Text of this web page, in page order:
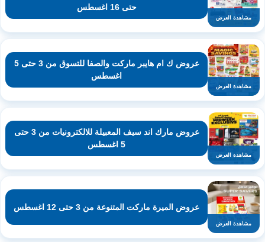
مشاهدة العرض
حتى 16 اغسطس
مشاهدة العرض
عروض ك ام هايبر ماركت والصفا للتسوق من 3 حتى 5
اغسطس
مشاهدة العرض
عروض مارك اند سيف المعبيلة للالكترونيات من 3 حتى
5 اغسطس
مشاهدة العرض
عروض الميرة ماركت المتنوعة من 3 حتى 12 اغسطس